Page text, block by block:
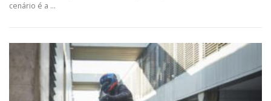
cenário é a …